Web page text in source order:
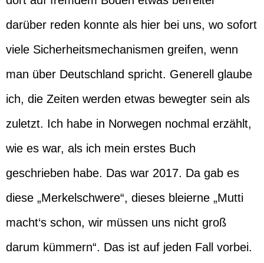
darüber reden konnte als hier bei uns, wo sofort
viele Sicherheitsmechanismen greifen, wenn
man über Deutschland spricht. Generell glaube
ich, die Zeiten werden etwas bewegter sein als
zuletzt. Ich habe in Norwegen nochmal erzählt,
wie es war, als ich mein erstes Buch
geschrieben habe. Das war 2017. Da gab es
diese „Merkelschwere“, dieses bleierne „Mutti
macht‘s schon, wir müssen uns nicht groß
darum kümmern“. Das ist auf jeden Fall vorbei.